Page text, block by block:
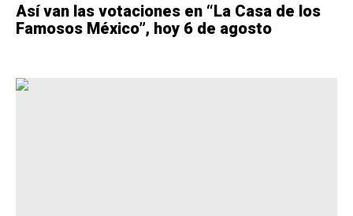
Así van las votaciones en “La Casa de los
Famosos México”, hoy 6 de agosto